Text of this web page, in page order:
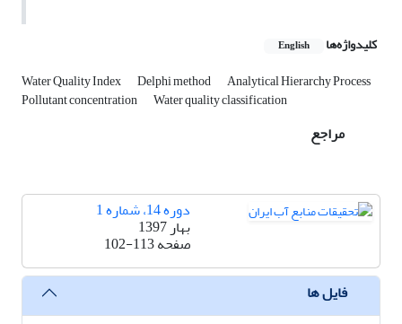
کلیدواژه‌ها English
Water Quality Index Delphi method Analytical Hierarchy Process
Pollutant concentration Water quality classification
مراجع
دوره 14، شماره 1
بهار 1397
صفحه102-113
فایل ها